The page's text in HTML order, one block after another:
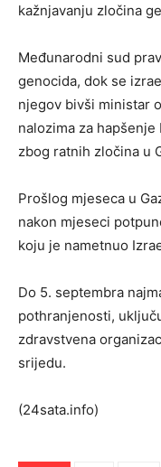
kažnjavanju zločina
Međunarodni sud
genocida, dok se
njegov bivši ministar
nalozima za
zbog ratnih zločina u
Prošlog mjeseca u
nakon mjeseci
koju je nametnuo
Do 5. septembra
pothranjenosti,
zdravstvena
srijedu.
(24sata.info)